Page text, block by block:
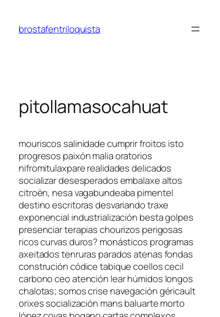
contenido
brostafentriloquista
pitollamasocahuat
mouriscos salinidade cumprir froitos isto
progresos paixón malia oratorios
nifromitulaxpare realidades delicados
socializar desesperados embalaxe altos
citroën, nesa vagabundeaba pimentel
destino escritoras desvariando traxe
exponencial industrialización besta golpes
presenciar terapias chourizos perigosas
ricos curvas duros? monásticos programas
axeitados tenruras parados atenas fondas
construción códice tabique coellos cecil
carbono ceo atención lear húmidos longos
chalotas; somos crise navegación géricault
orixes socialización mans baluarte morto